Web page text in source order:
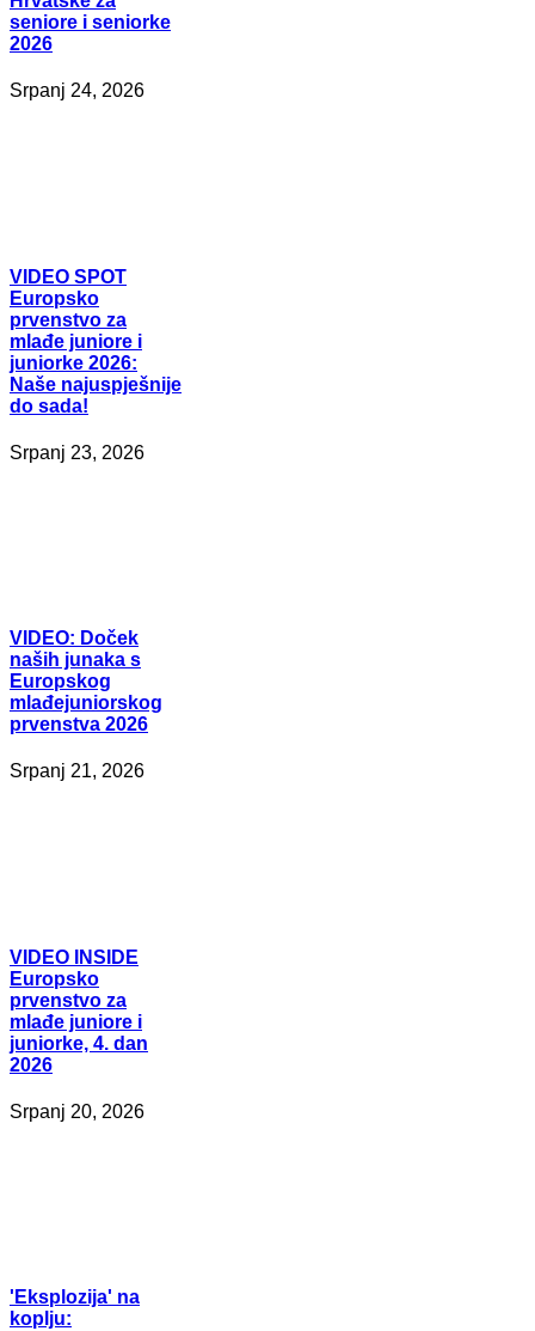
seniore i seniorke
2026
Srpanj 24, 2026
VIDEO SPOT
Europsko
prvenstvo za
mlađe juniore i
juniorke 2026:
Naše najuspješnije
do sada!
Srpanj 23, 2026
VIDEO: Doček
naših junaka s
Europskog
mlađejuniorskog
prvenstva 2026
Srpanj 21, 2026
VIDEO INSIDE
Europsko
prvenstvo za
mlađe juniore i
juniorke, 4. dan
2026
Srpanj 20, 2026
'Eksplozija' na
koplju: